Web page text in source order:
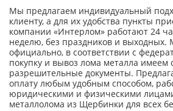
Мы предлагаем индивидуальный
клиенту, а для их удобства пункты
компании «Интерлом» работают 24
неделю, без праздников и выходных.
официально, в соответствии с
покупку и вывоз лома металла имеем
разрешительные документы.
оплату любым удобным способом,
юридическими и физическими
металлолома из Щербинки для всех